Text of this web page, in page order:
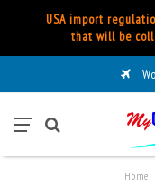
USA import
that will be
Home